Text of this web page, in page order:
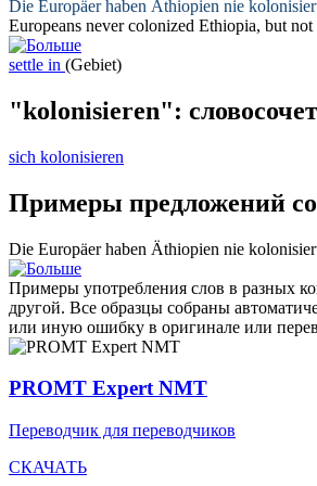
Die Europäer haben Äthiopien nie
Europeans nevercolonized Ethiopia, but
settle in (Gebiet)
"kolonisieren":
sich kolonisieren
Примеры предложений
Die Europäer haben Äthiopien nie
Примеры употребления слов в разных
другой. Все образцы собраны
или иную ошибку в оригинале или
PROMT Expert NMT
Переводчик для переводчиков
СКАЧАТЬ